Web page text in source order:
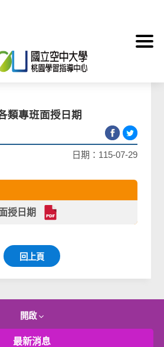
息
類專班面授日期
日期：115-07-29
授日期
回上頁
開啟
最新消息